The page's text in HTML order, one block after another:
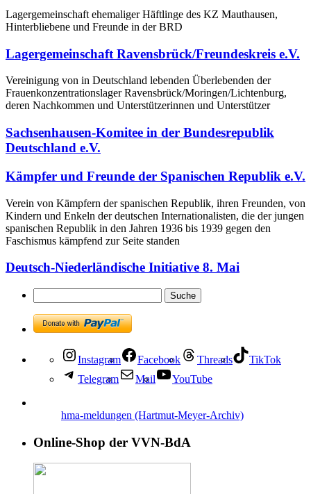
Lagergemeinschaft ehemaliger Häftlinge des KZ Mauthausen,
Hinterbliebene und Freunde in der BRD
Lagergemeinschaft Ravensbrück/Freundeskreis e.V.
Vereinigung von in Deutschland lebenden Überlebenden der
Frauenkonzentrationslager Ravensbrück/Moringen/Lichtenburg,
deren Nachkommen und Unterstützerinnen und Unterstützer
Sachsenhausen-Komitee in der Bundesrepublik
Deutschland e.V.
Kämpfer und Freunde der Spanischen Republik e.V.
Verein von Kämpfern der spanischen Republik, ihren Freunden, von
Kindern und Enkeln der deutschen Internationalisten, die der jungen
spanischen Republik in den Jahren 1936 bis 1939 gegen den
Faschismus kämpfend zur Seite standen
Deutsch-Niederländische Initiative 8. Mai
Instagram Facebook Threads
TikTok
Telegram
Mail YouTube
hma-meldungen (Hartmut-Meyer-Archiv)
Online-Shop der VVN-BdA